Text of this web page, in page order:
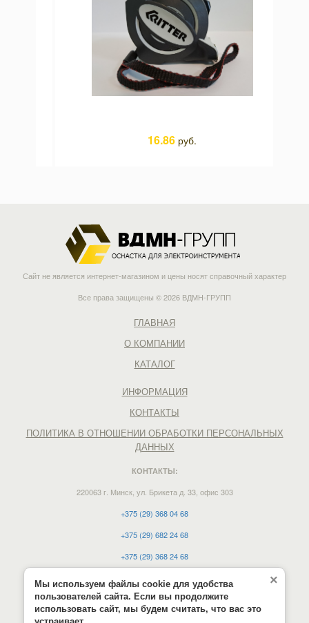
16.86руб.
Сайт не является интернет-магазином и цены носят справочный характер
Все права защищены © 2026 ВДМН-ГРУПП
ГЛАВНАЯ
О КОМПАНИИ
КАТАЛОГ
ИНФОРМАЦИЯ
КОНТАКТЫ
ПОЛИТИКА В ОТНОШЕНИИ ОБРАБОТКИ ПЕРСОНАЛЬНЫХ
ДАННЫХ
КОНТАКТЫ:
220063 г. Минск, ул. Брикета д. 33, офис 303
+375 (29) 368 04 68
+375 (29) 682 24 68
+375 (29) 368 24 68
e-mail:
vdmn12@mail.ru
Время работы:
×
Мы используем файлы cookie для удобства
пользователей сайта. Если вы продолжите
использовать сайт, мы будем считать, что вас это